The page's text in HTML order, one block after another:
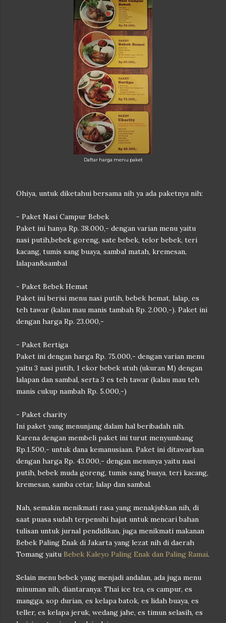
Daftar harga menu paket
Ohiya, untuk diketahui bersama nih ya ada paketnya nih:
- Paket Nasi Campur Bebek
Paket ini hanya Rp. 38.000,- dengan varian menu yaitu
nasi putih,bebek goreng, sate bebek, telor bebek, teri
kacang, tumis sang buaya, sambal matah, kremesan,
lalapan&sambal
- Paket Bebek Hemat
Paket ini berisi menu nasi putih, bebek hemat, lalap, es
teh tawar (kalau mau manis tambah Rp. 2.000,-). Paket ini
dengan harga Rp. 23.000,-
- Paket Bertiga
Paket ini dengan harga Rp. 75.000,- dengan varian menu
yaitu 3 nasi putih, 1 ekor bebek utuh (ukuran M) dengan
lalapan dan sambal, serta 3 es teh tawar (kalau mau teh
manis cukup nambah Rp. 5.000,-)
- Paket charity
Ini paket yang menunjang dalam hal beribadah nih.
Karena dengan membeli paket ini turut menyumbang
Rp.1.500,- untuk dana kemanusiaan. Paket ini ditawarkan
dengan harga Rp. 43.000,- dengan menunya yaitu nasi
putih, bebek muda goreng, tumis sang buaya, teri kacang,
kremesan, samba cetar, lalap dan sambal.
Nah, semakin menikmati rasa yang menakjubkan nih, di
saat puasa sudah terpenuhi hajat untuk mencari bahan
tulisan untuk jurnal pendidikan, juga menikmati makanan
Bebek Paling Enak di Jakarta yang lezat nih di daerah
Tomang yaitu Bebek Kaleyo Paling Enak dan Paling Ramai.
Selain menu bebek yang menjadi andalan, ada juga menu
minuman nih, diantaranya: Thai ice tea, es campur, es
mangga, sop durian, es kelapa batok, es lidah buaya, es
teller, es kelapa jeruk, wedang jahe, es timun selasih, es